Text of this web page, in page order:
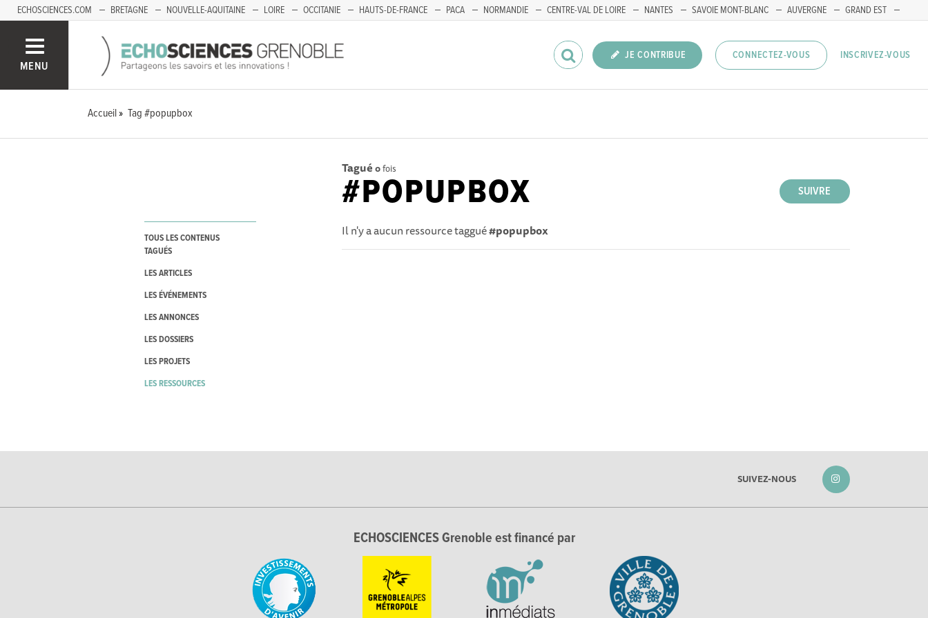
ECHOSCIENCES.COM BRETAGNE NOUVELLE-AQUITAINE LOIRE OCCITANIE HAUTS-DE-FRANCE PACA NORMANDIE CENTRE-VAL DE LOIRE NANTES SAVOIE MONT-BLANC AUVERGNE
GRAND EST
MENU
JE CONTRIBUE CONNECTEZ-VOUS INSCRIVEZ-VOUS
Accueil Tag #popupbox
TOUS LES CONTENUS
TAGUÉS
LES ARTICLES
LES ÉVÉNEMENTS
LES ANNONCES
LES DOSSIERS
LES PROJETS
LES RESSOURCES
Tagué 0fois
SUIVRE
#POPUPBOX
Il n'y a aucun ressource taggué#popupbox
SUIVEZ-NOUS
ECHOSCIENCES Grenoble est financé par